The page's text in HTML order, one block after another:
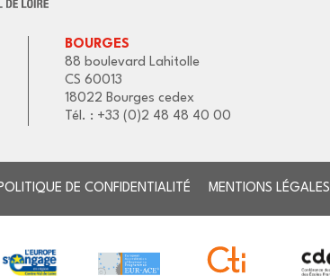
BOURGES
88 boulevard Lahitolle
CS 60013
18022 Bourges cedex
Tél. : +33 (0)2 48 48 40 00
DE CONFIDENTIALITÉ MENTIONS LÉGALES